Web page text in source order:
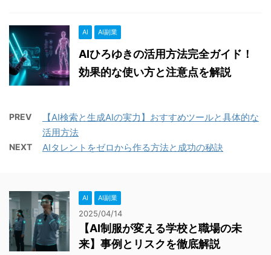
AI AI副業
AIひろゆきの活用方法完全ガイド！
効果的な使い方と注意点を解説
PREV
【AI検索と生成AIの実力】おすすめツールと具体的な
活用方法
NEXT AIタレントをゼロから作る方法と成功の秘訣
AI AI副業
2025/04/14
【AI制服が変える学校と職場の未
来】事例とリスクを徹底解説